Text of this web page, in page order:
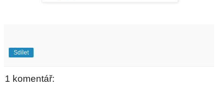
Sdílet
1 komentář: